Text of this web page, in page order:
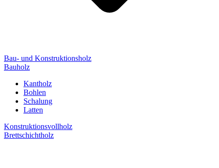
Bau- und Konstruktionsholz
Bauholz
Kantholz
Bohlen
Schalung
Latten
Konstruktionsvollholz
Brettschichtholz